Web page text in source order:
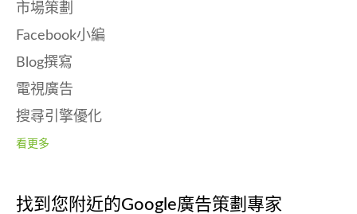
市場策劃
Facebook小編
Blog撰寫
電視廣告
搜尋引擎優化
看更多
找到您附近的Google廣告策劃專家